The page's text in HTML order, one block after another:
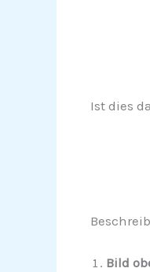
Ist dies
Bild